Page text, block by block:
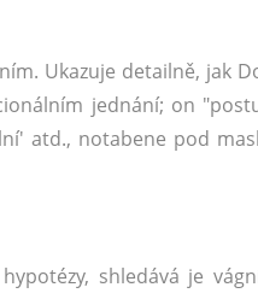
Ukazuje detailně, jak
jednání; on
atd., notabene pod
shledává je